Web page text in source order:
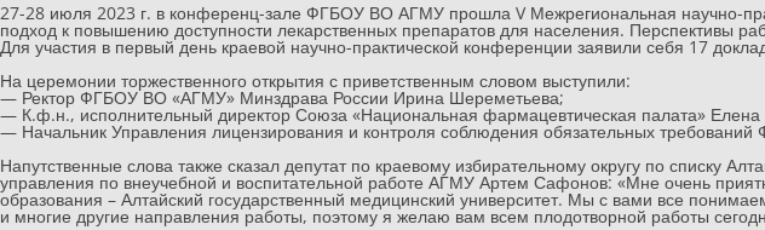
27-28 июля 2023 г. в конференц-зале ФГБОУ ВО АГМУ прошла V Межрегиональная научно-
подход к повышению доступности лекарственных препаратов для населения. Перспективы
Для участия в первый день краевой научно-практической конференции заявили себя 17
⠀
На церемонии торжественного открытия с приветственным словом выступили:
— Ректор ФГБОУ ВО «АГМУ» Минздрава России Ирина Шереметьева;
— К.ф.н., исполнительный директор Союза «Национальная фармацевтическая палата»
— Начальник Управления лицензирования и контроля соблюдения обязательных
Напутственные слова также сказал депутат по краевому избирательному округу по списку
управления по внеучебной и воспитательной работе АГМУ Артем Сафонов: «Мне очень
образования – Алтайский государственный медицинский университет. Мы с вами все
и многие другие направления работы, поэтому я желаю вам всем плодотворной работы